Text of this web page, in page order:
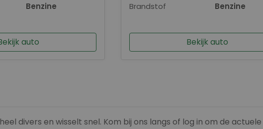
Benzine
auto
Brandstof
Benzine
Bekijk auto
divers en wisselt snel. Kom bij ons langs of log in om de